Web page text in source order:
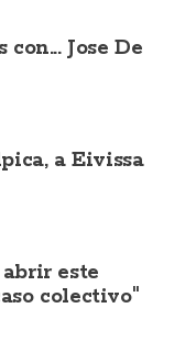
Jose De
a Eivissa
este
colectivo"